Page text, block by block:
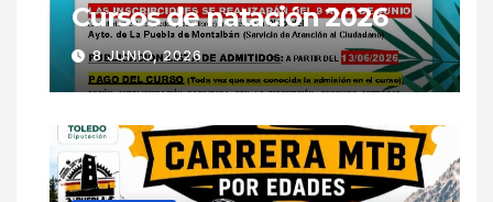
Cursos de natación 2026
8 JUNIO, 2026